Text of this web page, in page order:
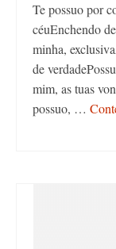
Te possuo por
céuEnchendo
minha,
de
mim, as tuas
possuo, …